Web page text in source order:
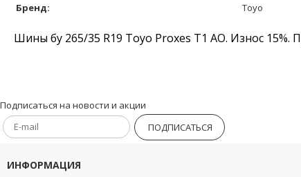
Бренд:
Toyo
Шины бу 265/35 R19 Toyo Proxes T1 AO. Износ
Подписаться на новости и акции
ПОДПИСАТЬСЯ
ИНФОРМАЦИЯ